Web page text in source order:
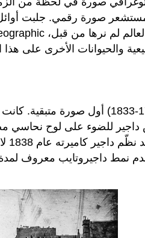
صورة رقمي. جلبت أوائل
والحيوانات الأخرى
داجيروتايب معروف لمدة